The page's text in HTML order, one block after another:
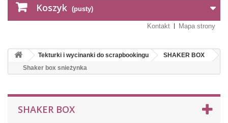
Koszyk (pusty)
Kontakt Mapa strony
Tekturki i wycinanki do scrapbookingu
SHAKER BOX
Shaker box snieżynka
SHAKER BOX